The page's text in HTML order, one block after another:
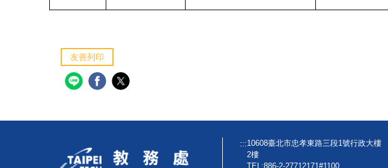
友善列印
:::10608臺北市忠孝東路三段1號行政大樓
2樓
TEL:886-2-27712171#1100